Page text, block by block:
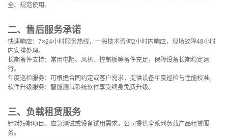
全、规范使用。
二、售后服务承诺
快速响应：7×24小时服务热线，一般技术咨询2小时内响应，现场故障48小时
内安排处理。
长期备件支持：常用电阻、风机、控制板等备件充足，保障设备长期稳定运
行。
年度巡检服务：可根据合同约定或客户需求，提供设备年度巡检与性能校准。
软件升级服务：智能测试系统软件享受终身免费升级。
三、负载租赁服务
针对短期项目、应急测试或设备试用需求，公司提供全系列负载产品租赁服
务。